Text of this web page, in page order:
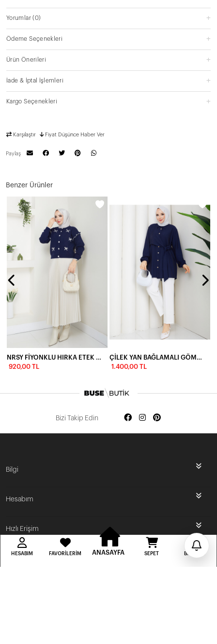
Yorumlar(0)
Ödeme Seçenekleri
Ürün Önerileri
İade & İptal İşlemleri
Kargo Seçenekleri
Karşılaştır Fiyat Düşünce Haber Ver
Paylaş
Benzer Ürünler
920,00 TL
1.400,00 TL
Bizi Takip Edin
Bilgi
Hesabım
Hızlı Erişim
HESABIM FAVORILERIM ANASAYFA SEPET BILDIRIM